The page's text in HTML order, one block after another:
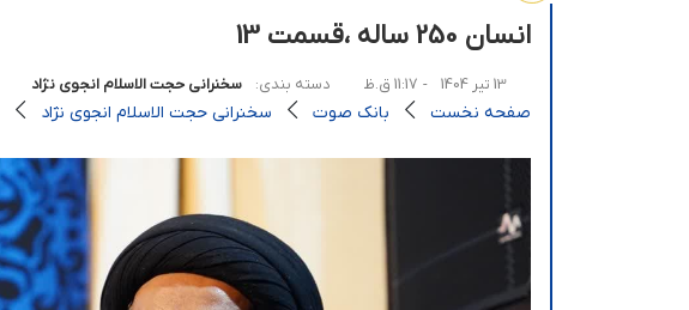
انسان 250 ساله ،قسمت 13
13 تیر 1404 - 11:17 ق.ظ دسته بندی: سخنرانی حجت الاسلام انجوی نژاد
صفحه نخست بانک صوت سخنرانی حجت الاسلام انجوی نژاد